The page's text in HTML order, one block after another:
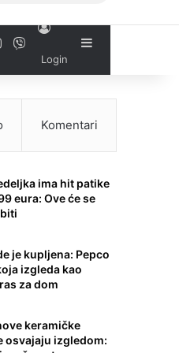
Instagram
Viber
Login
Sidebar
Komentari
ima hit patike
eura: Ove će se
je kupljena: Pepco
izgleda kao
za dom
keramičke
osvajaju izgledom: